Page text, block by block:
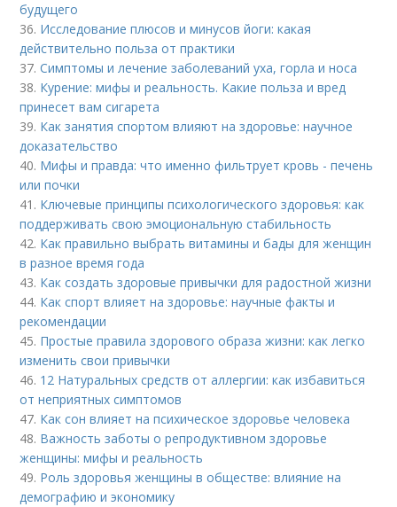
будущего
36. Исследование плюсов и минусов йоги: какая
действительно польза от практики
37.Симптомы и лечение заболеваний уха, горла и носа
38. Курение: мифы и реальность. Какие польза и вред
принесет вам сигарета
39. Как занятия спортом влияют на здоровье: научное
доказательство
40. Мифы и правда: что именно фильтрует кровь - печень
или почки
41. Ключевые принципы психологического здоровья: как
поддерживать свою эмоциональную стабильность
42. Как правильно выбрать витамины и бады для женщин
в разное время года
43. Как создать здоровые привычки для радостной жизни
44. Как спорт влияет на здоровье: научные факты и
рекомендации
45. Простые правила здорового образа жизни: как легко
изменить свои привычки
46. 12 Натуральных средств от аллергии: как избавиться
от неприятных симптомов
47. Как сон влияет на психическое здоровье человека
48. Важность заботы о репродуктивном здоровье
женщины: мифы и реальность
49. Роль здоровья женщины в обществе: влияние на
демографию и экономику